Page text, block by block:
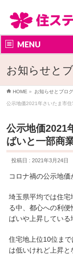
MENU
お知らせと
HOME » お知らせとブログ
公示地価2021年さいたま市
公示地価2021
ばいと一部商
投稿日 : 2021年3月24日
コロナ禍の公示地価
埼玉県平均では住
る中、都心への利
ばいや上昇している
住宅地上位10位ま
は低いけれど上昇と